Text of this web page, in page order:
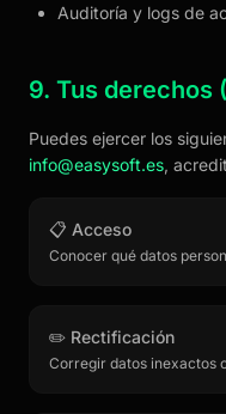
Auditoría y logs de
9. Tus derechos
Puedes ejercer los
info@easysoft.es,
📋 Acceso
Conocer qué datos
✏️ Rectificación
Corregir datos inexactos